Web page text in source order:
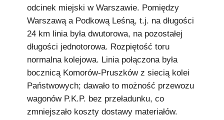
odcinek miejski w Warszawie. Pomiędzy
Warszawą a Podkową Leśną, t.j. na długości
24 km linia była dwutorowa, na pozostałej
długości jednotorowa. Rozpiętość toru
normalna kolejowa. Linia połączona była
bocznicą Komorów-Pruszków z siecią kolei
Państwowych; dawało to możność przewozu
wagonów P.K.P. bez przeładunku, co
zmniejszało koszty dostawy materiałów.